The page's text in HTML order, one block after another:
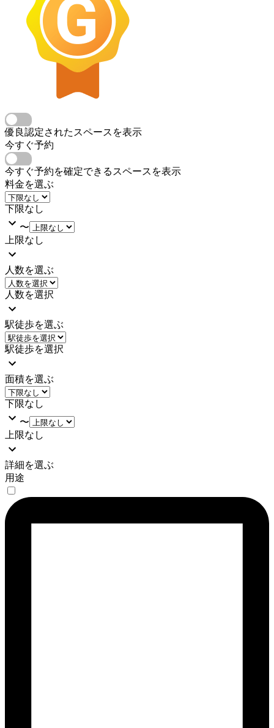
優良認定されたスペースを表示
今すぐ予約
今すぐ予約を確定できるスペースを表示
料金を選ぶ
下限なし
〜
上限なし
人数を選ぶ
人数を選択
駅徒歩を選ぶ
駅徒歩を選択
面積を選ぶ
下限なし
〜
上限なし
詳細を選ぶ
用途